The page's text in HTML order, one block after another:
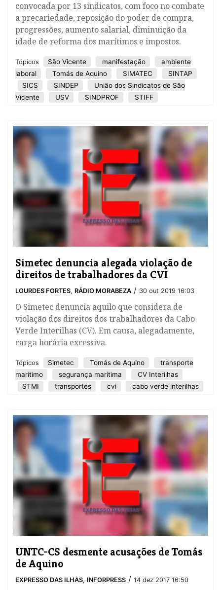
convocada por 13 sindicatos, com foco no combate
a precariedade, reposição do poder de compra,
progressões, aumento salarial, diminuição da
idade de reforma dos marítimos e impostos.
Tópicos São Vicente manifestação
ambiente
laboral
Tomás de Aquino SIMATEC
SINTAP
SICS
SINDEP
União dos Sindicatos de São
Vicente
USV SINDPROF STIFF
Simetec denuncia alegada violação de
direitos de trabalhadores da CVI
LOURDES FORTES, RÁDIO MORABEZA / 30 out 2019 16:03
O Simetec denuncia aquilo que considera de
violação dos direitos dos trabalhadores da Cabo
Verde Interilhas (CV). Em causa, alegadamente,
carga horária excessiva.
Tópicos Simetec Tomás de Aquino
transporte
marítimo
segurança marítima
CV Interilhas
STMI
transportes cvi cabo verde interilhas
UNTC-CS desmente acusações de Tomás
de Aquino
EXPRESSO DAS ILHAS, INFORPRESS / 14 dez 2017 16:50